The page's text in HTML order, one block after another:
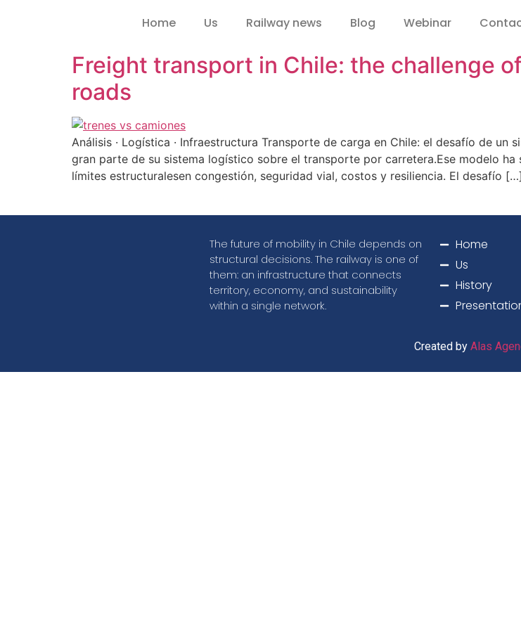
Home Us Railway news Blog Webinar
Freight transport in Chile: the challenge
roads
Análisis · Logística · Infraestructura Transporte de carga en Chile: el desafío de
gran parte de su sistema logístico sobre el transporte por carretera.Ese modelo
límites estructuralesen congestión, seguridad vial, costos y resiliencia. El desafío […]
The future of mobility in Chile depends on
structural decisions. The railway is one of
them: an infrastructure that connects
territory, economy, and sustainability
within a single network.
Home
Us
History
Created by Alas